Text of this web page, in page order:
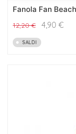
Fanola Fan
12,20€ 4,90 €
SALDI